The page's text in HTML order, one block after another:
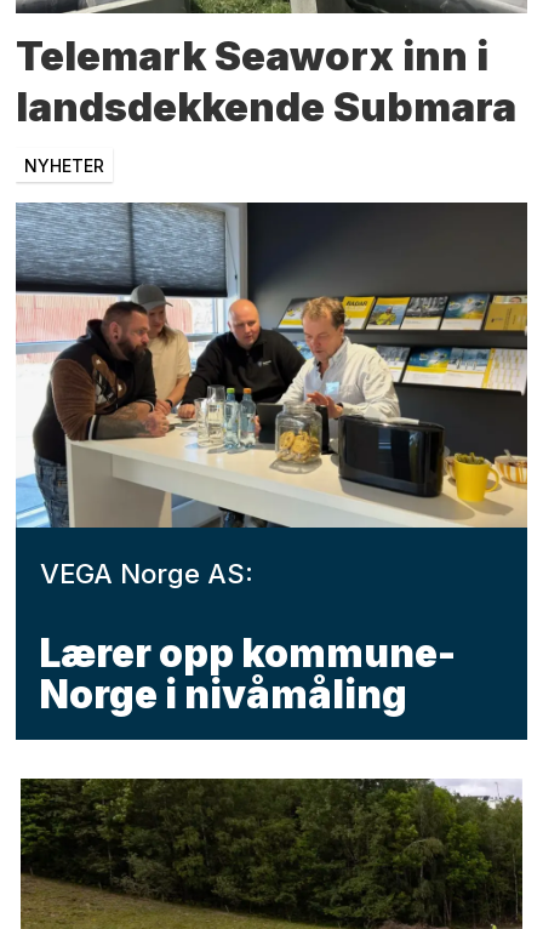
Telemark Seaworx inn i
landsdekkende Submara
NYHETER
VEGA Norge AS:
Lærer opp kommune-
Norge i nivåmåling